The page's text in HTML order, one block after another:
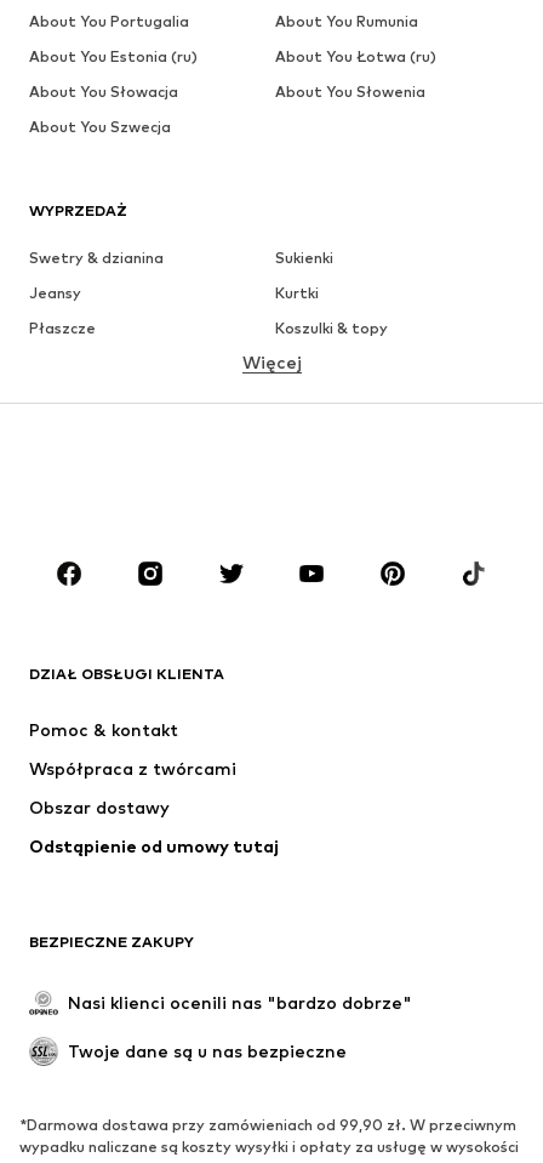
WYPRZEDAŻ
Swetry & dzianina
Sukienki
Jeansy
Kurtki
Płaszcze
Koszulki & topy
Bielizna
Akcesoria
Premium
Nowości
Kurtki
Bielizna
Płaszcze
Spódnice
Specjalne okazje
Nowości
Na czasie
Więcej
DZIAŁ OBSŁUGI KLIENTA
Pomoc & kontakt
Współpraca z twórcami
Obszar dostawy
Odstąpienie od umowy tutaj
BEZPIECZNE ZAKUPY
Nasi klienci ocenili nas "bardzo dobrze"
Twoje dane są u nas bezpieczne
*Darmowa dostawa przy zamówieniach od 99,90 zł. W przeciwnym
wypadku naliczane są koszty wysyłki i opłaty za usługę w wysokości
About You Portugalia
About You Rumunia
About You Estonia (ru)
About You Łotwa (ru)
About You Słowacja
About You Słowenia
About You Szwecja